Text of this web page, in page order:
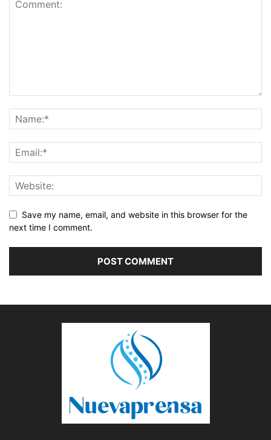
Save my name, email, and website in this browser for the
next time I comment.